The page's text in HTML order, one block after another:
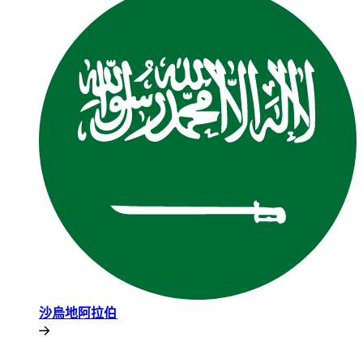
沙烏地阿拉伯​​